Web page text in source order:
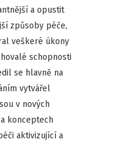
a opustit
způsoby péče,
veškeré úkony
schopnosti
se hlavně na
vytvářel
v nových
konceptech
aktivizující a